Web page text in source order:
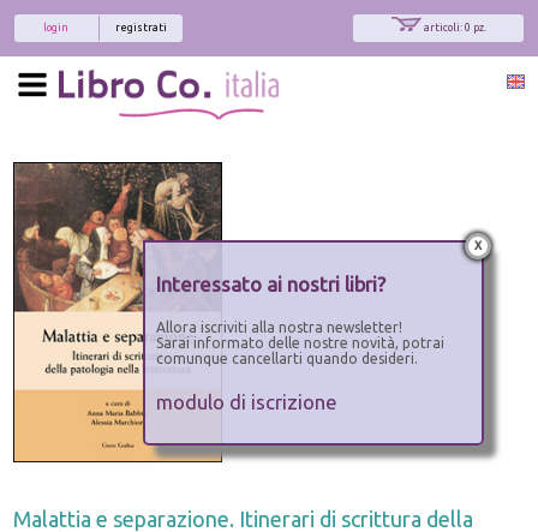
articoli: 0 pz.
registrati
login
Malattia e separazione. Itinerari di scrittura della
x
Interessato ai nostri libri?
Allora iscriviti alla nostra newsletter!
Sarai informato delle nostre novità, potrai
comunque cancellarti quando desideri.
modulo di iscrizione